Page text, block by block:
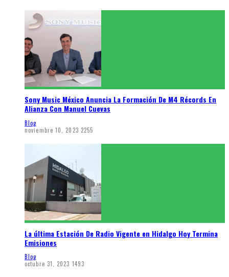
Sony Music México Anuncia La Formación De M4 Récords En
Alianza Con Manuel Cuevas
Blog
noviembre 10, 2023 2255
La última Estación De Radio Vigente en Hidalgo Hoy Termina
Emisiones
Blog
octubre 31, 2023 1493